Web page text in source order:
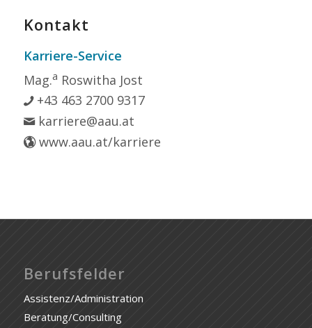
Kontakt
Karriere-Service
Mag.a Roswitha Jost
+43 463 2700 9317
karriere@aau.at
www.aau.at/karriere
Berufsfelder
Assistenz/Administration
Beratung/Consulting